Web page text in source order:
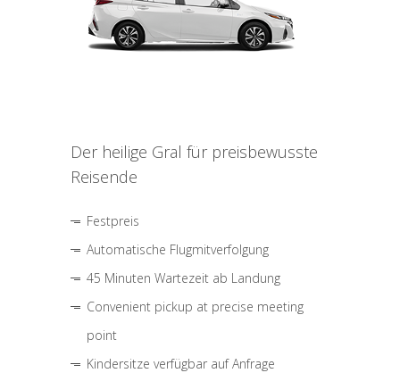
Der heilige Gral für preisbewusste
Reisende
Festpreis
Automatische Flugmitverfolgung
45 Minuten Wartezeit ab Landung
Convenient pickup at precise meeting
point
Kindersitze verfügbar auf Anfrage